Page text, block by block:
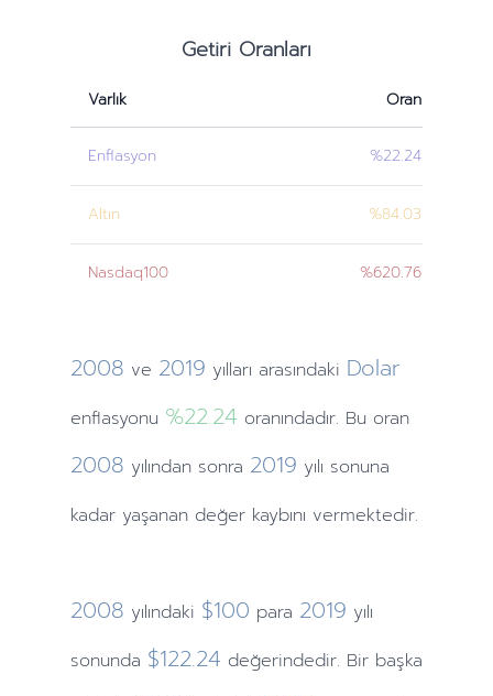
Getiri Oranları
Varlık Oran
Enflasyon %22.24
Altın %84.03
Nasdaq100 %620.76
2008 ve 2019 yılları arasındaki Dolar
enflasyonu %22.24 oranındadır. Bu oran
2008 yılındansonra 2019 yılı sonuna
kadar yaşanan değer kaybını vermektedir.
2008 yılındaki $100 para 2019 yılı
sonunda $122.24 değerindedir. Bir başka